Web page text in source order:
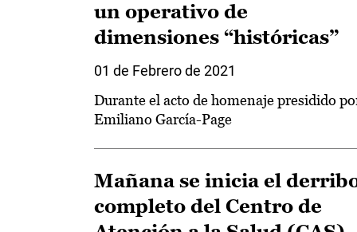
un operativo de
dimensiones “históricas”
01 de Febrero de 2021
Durante el acto de homenaje presidido
Emiliano García-Page
Mañana se inicia el
completo del Centro de